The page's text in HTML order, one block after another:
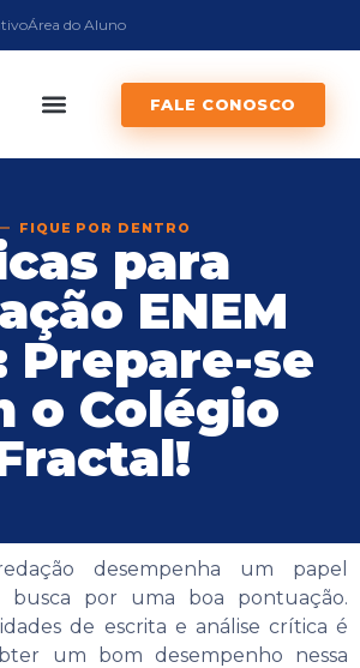
Área do Aluno
FALE CONOSCO
FIQUE POR DENTRO
para
ENEM
Prepare-se
o Colégio
desempenha um papel
busca por uma boa pontuação.
de escrita e análise crítica é
um bom desempenho nessa